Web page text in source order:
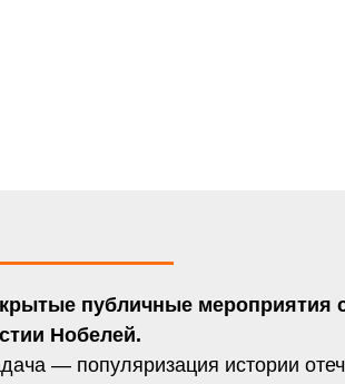
публичные мероприятия
Нобелей.
— популяризация истории